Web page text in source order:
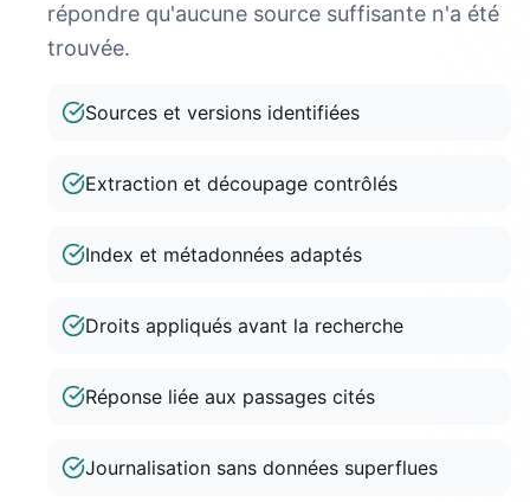
répondre qu'aucune source suffisante n'a été
trouvée.
Sources et versions identifiées
Extraction et découpage contrôlés
Index et métadonnées adaptés
Droits appliqués avant la recherche
Réponse liée aux passages cités
Journalisation sans données superflues